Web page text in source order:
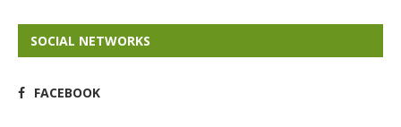
SOCIAL NETWORKS
FACEBOOK